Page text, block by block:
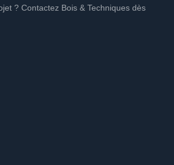
? Contactez Bois & Techniques dès